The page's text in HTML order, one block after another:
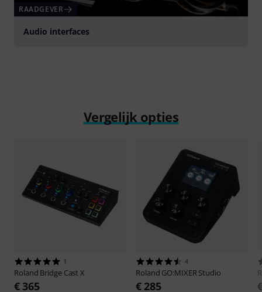
RAADGEVER
Audio interfaces
Vergelijk opties
1
Roland Bridge Cast X
€ 365
4
Roland GO:MIXER Studio
€ 285